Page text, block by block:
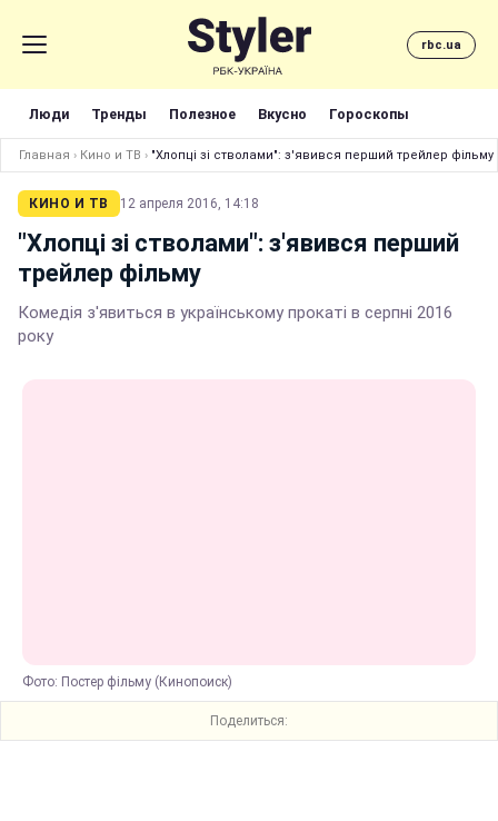
rbc.ua
Люди Тренды Полезное Вкусно Гороскопы
Главная › Кино и ТВ › "Хлопці зі стволами": з'явився перший трейлер фільму
КИНО И ТВ 12 апреля 2016, 14:18
"Хлопці зі стволами": з'явився перший
трейлер фільму
Комедія з'явиться в українському прокаті в серпні 2016
року
Фото: Постер фільму (Кинопоиск)
Поделиться: